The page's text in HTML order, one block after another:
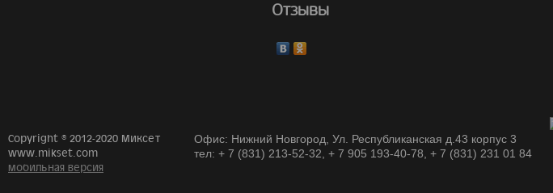
Отзывы
Copyright © 2012-2020 Миксет
www.mikset.com
мобильная версия
Офис: Нижний Новгород, Ул. Республиканская д.43 корпус 3
тел: + 7 (831) 213-52-32, + 7 905 193-40-78, + 7 (831) 231 01 84